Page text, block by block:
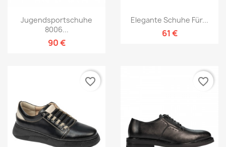
Jugendsportschuhe
8006...
90 €
Elegante Schuhe Für...
61 €
favorite_border favorite_border